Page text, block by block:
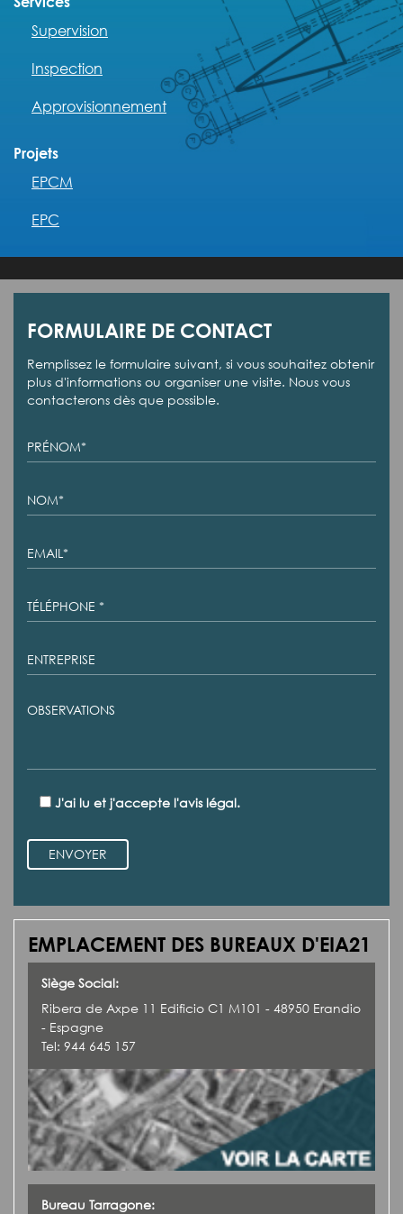
Supervision
Inspection
Approvisionnement
Projets
EPCM
EPC
FORMULAIRE DE CONTACT
Remplissez le formulaire suivant, si vous souhaitez obtenir
plus d'informations ou organiser une visite. Nous vous
contacterons dès que possible.
J'ai lu et j'accepte l'avis légal.
ENVOYER
EMPLACEMENT DES BUREAUX D'EIA21
Siège Social:
Ribera de Axpe 11 Edificio C1 M101 - 48950 Erandio
- Espagne
Tel: 944 645 157
Bureau Tarragone: